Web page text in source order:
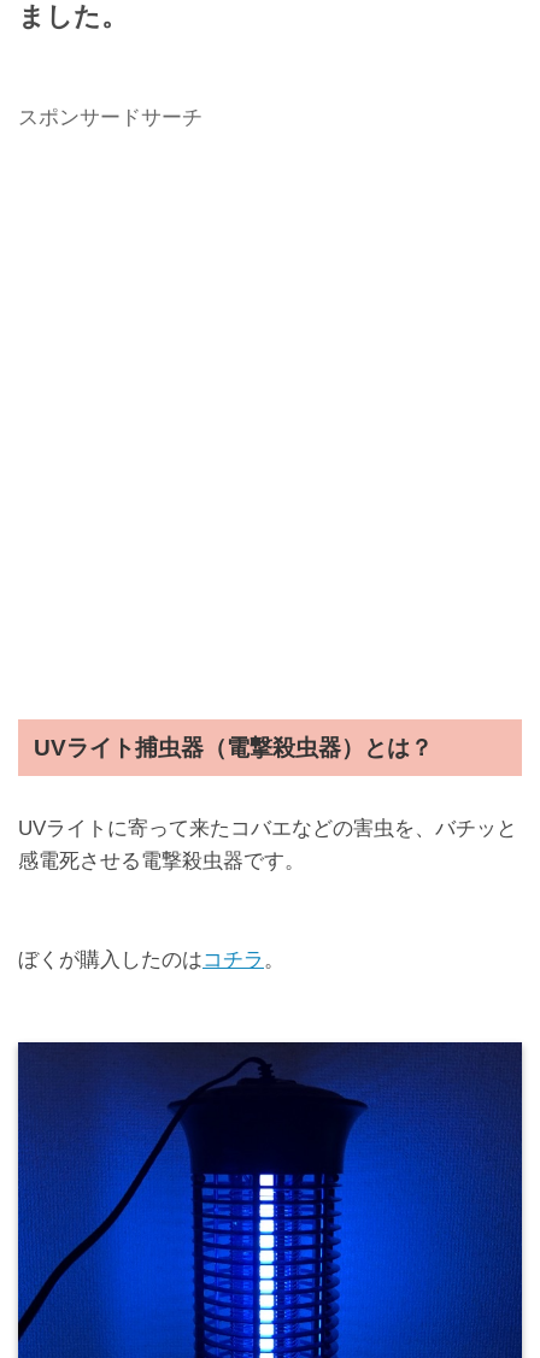
ました。
スポンサードサーチ
UVライト捕虫器（電撃殺虫器）とは？
UVライトに寄って来たコバエなどの害虫を、バチッと
感電死させる電撃殺虫器です。
ぼくが購入したのはコチラ 。